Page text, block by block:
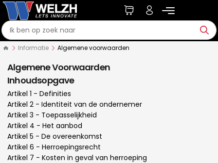
Informatie Algemene voorwaarden
Algemene Voorwaarden
Inhoudsopgave
Artikel 1 - Definities
Artikel 2 - Identiteit van de ondernemer
Artikel 3 - Toepasselijkheid
Artikel 4 - Het aanbod
Artikel 5 - De overeenkomst
Artikel 6 - Herroepingsrecht
Artikel 7 - Kosten in geval van herroeping